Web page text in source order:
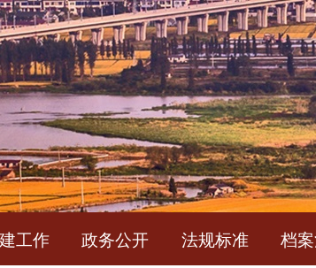
工作 政务公开 法规标准 档